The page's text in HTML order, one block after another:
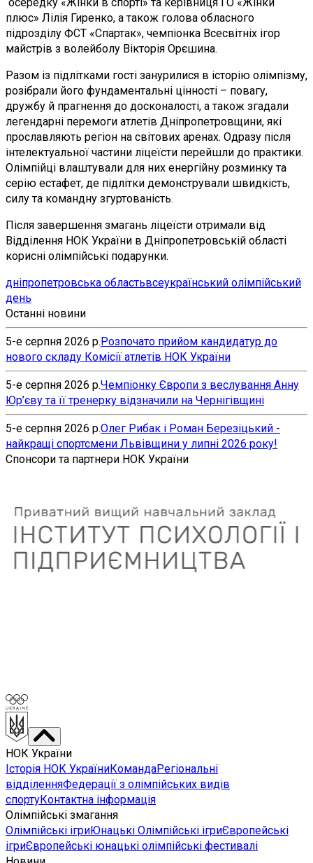
плюс» Лілія Гиренко, а також голова обласного
підрозділу ФСТ «Спартак», чемпіонка Всесвітніх ігор
майстрів з волейболу Вікторія Орєшина.
Разом із підлітками гості занурилися в історію олімпізму,
розібрали його фундаментальні цінності – повагу,
дружбу й прагнення до досконалості, а також згадали
легендарні перемоги атлетів Дніпропетровщини, які
прославляють регіон на світових аренах. Одразу після
інтелектуальної частини ліцеїсти перейшли до практики.
Олімпійці влаштували для них енергійну розминку та
серію естафет, де підлітки демонстрували швидкість,
силу та командну згуртованість.
Після завершення змагань ліцеїсти отримали від
Відділення НОК України в Дніпропетровській області
корисні олімпійські подарунки.
дніпропетровська областьвсеукраїнський олімпійський
день
Останні новини
5-е серпня 2026 р.Розпочато прийом кандидатур до
нового складу Комісії атлетів НОК України
5-е серпня 2026 р.Чемпіонку Європи з веслування Анну
Юр’єву та її тренерку відзначили на Чернігівщині
5-е серпня 2026 р.Олег Рибак і Роман Березіцький -
найкращі спортсмени Львівщини у липні 2026 року!
Спонсори та партнери НОК України
НОК України
Історія НОК УкраїниКомандаРегіональні
відділенняФедерації з олімпійських видів
спортуКонтактна інформація
Олімпійські змагання
Олімпійські ігриЮнацькі Олімпійські ігриЄвропейські
ігриЄвропейські юнацькі олімпійські фестивалі